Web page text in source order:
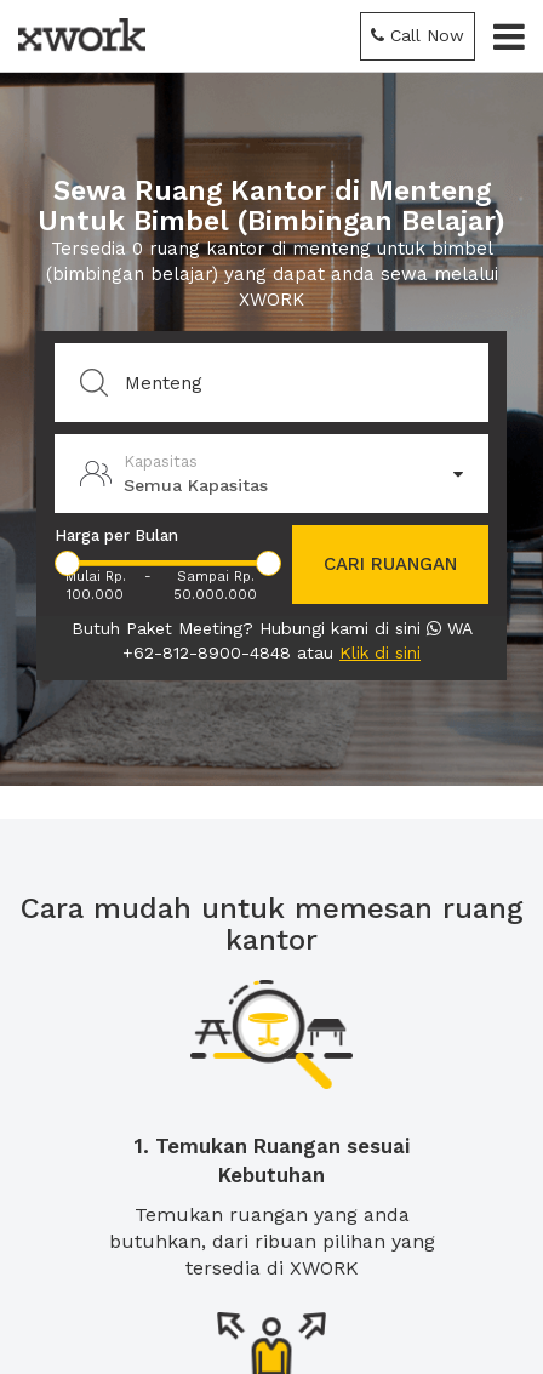
Call Now
Sewa Ruang Kantor di Menteng
Untuk Bimbel (Bimbingan Belajar)
Tersedia 0 ruang kantor di menteng untuk bimbel
(bimbingan belajar) yang dapat anda sewa melalui
XWORK
Kapasitas
Semua Kapasitas
Harga per Bulan
Mulai Rp.
100.000
-
Sampai Rp.
50.000.000
CARI RUANGAN
Butuh Paket Meeting? Hubungi kami di sini
WA
+62-812-8900-4848 atau Klik di sini
Cara mudah untuk memesan ruang
kantor
1. Temukan Ruangan sesuai
Kebutuhan
Temukan ruangan yang anda
butuhkan, dari ribuan pilihan yang
tersedia di XWORK